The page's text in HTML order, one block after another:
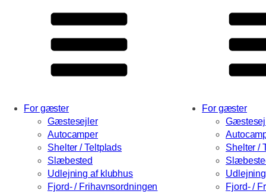
For gæster
Gæstesejler
Autocamper
Shelter / Teltplads
Slæbested
Udlejning af klubhus
Fjord- / Frihavnsordningen
For gæster
Shelter /
Fjord- /